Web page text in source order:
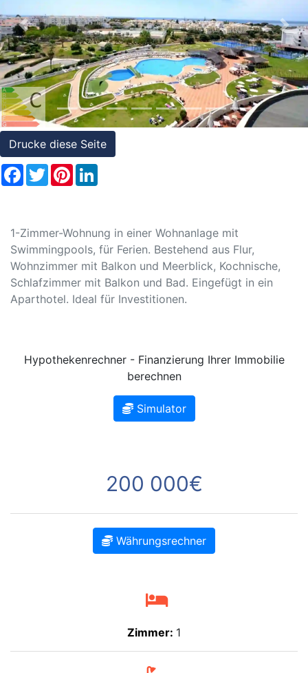
Immobilien
und
Steuerrecht
Previous Next
Drucke diese Seite
Facebook
TwitterPinterest
1-Zimmer-Wohnung in einer Wohnanlage mit
Swimmingpools, für Ferien. Bestehend aus Flur,
Wohnzimmer mit Balkon und Meerblick, Kochnische,
Schlafzimmer mit Balkon und Bad. Eingefügt in ein
Aparthotel. Ideal für Investitionen.
Hypothekenrechner - Finanzierung Ihrer Immobilie
berechnen
Simulator
200 000€
Währungsrechner
Zimmer: 1